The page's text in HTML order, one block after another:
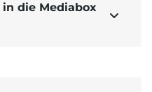
die Mediabox
